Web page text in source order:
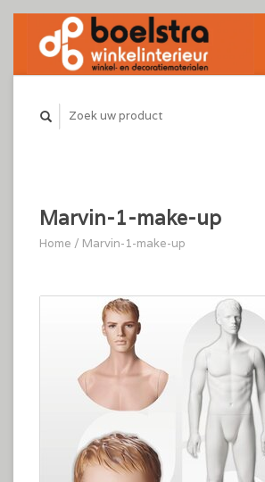
Marvin-1-make-up
Home / Marvin-1-make-up